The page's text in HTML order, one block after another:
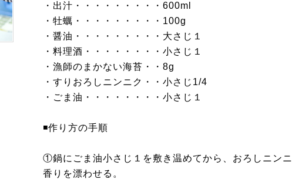
・出汁・・・・・・・・・600ml
・牡蠣・・・・・・・・・100g
・醤油・・・・・・・・・大さじ１
・料理酒・・・・・・・・小さじ１
・漁師のまかない海苔・・8g
・すりおろしニンニク・・小さじ1/4
・ごま油・・・・・・・・小さじ１
◾️作り方の手順
①鍋にごま油小さじ１を敷き温めてから、おろしニン
香りを漂わせる。